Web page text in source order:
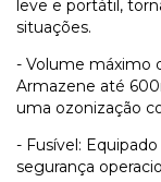
leve e portátil,
situações.
- Volume máximo
Armazene até
uma ozonização
- Fusível:
segurança